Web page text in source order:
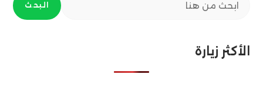
البحث
الأكثر زيارة